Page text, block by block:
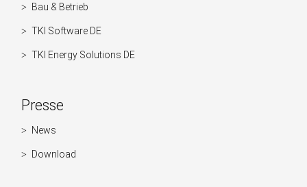
Bau & Betrieb
TKI Software DE
TKI Energy Solutions DE
Presse
Navigation
überspringen
News
Download